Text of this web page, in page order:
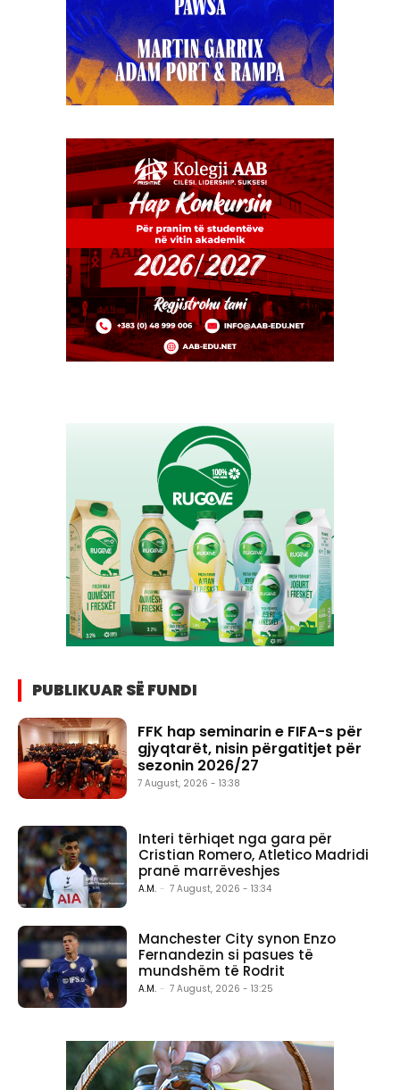
PUBLIKUAR SË FUNDI
FFK hap seminarin e FIFA-s për
gjyqtarët, nisin përgatitjet për
sezonin 2026/27
7 August, 2026 - 13:38
Interi tërhiqet nga gara për
Cristian Romero, Atletico Madridi
pranë marrëveshjes
A.M. - 7 August, 2026 - 13:34
Manchester City synon Enzo
Fernandezin si pasues të
mundshëm të Rodrit
A.M. - 7 August, 2026 - 13:25